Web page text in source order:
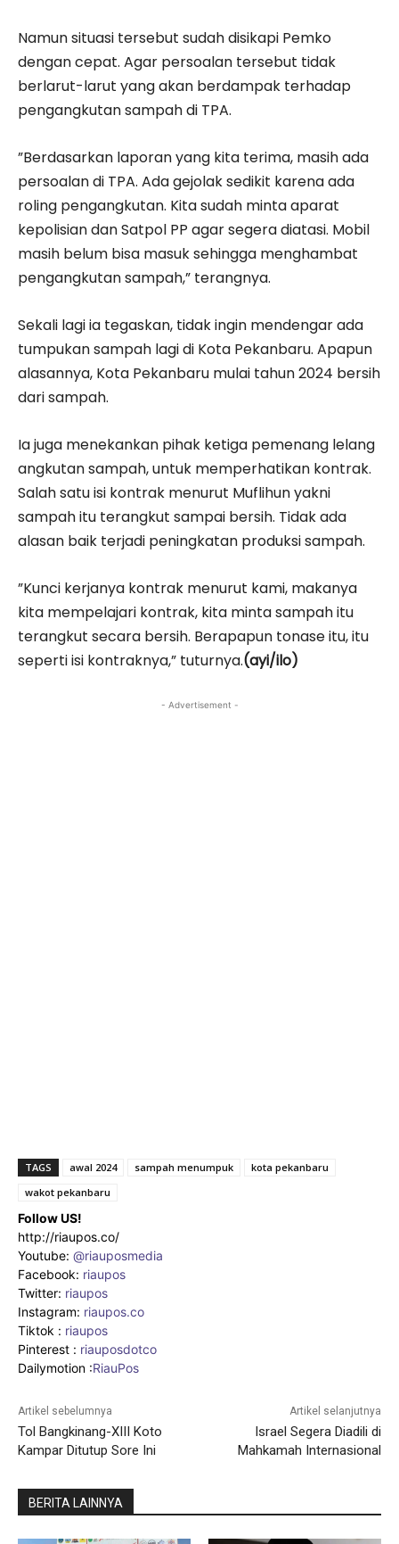
Namun situasi tersebut sudah disikapi Pemko
dengan cepat. Agar persoalan tersebut tidak
berlarut-larut yang akan berdampak terhadap
pengangkutan sampah di TPA.
”Berdasarkan laporan yang kita terima, masih ada
persoalan di TPA. Ada gejolak sedikit karena ada
roling pengangkutan. Kita sudah minta aparat
kepolisian dan Satpol PP agar segera diatasi. Mobil
masih belum bisa masuk sehingga menghambat
pengangkutan sampah,” terangnya.
Sekali lagi ia tegaskan, tidak ingin mendengar ada
tumpukan sampah lagi di Kota Pekanbaru. Apapun
alasannya, Kota Pekanbaru mulai tahun 2024 bersih
dari sampah.
Ia juga menekankan pihak ketiga pemenang lelang
angkutan sampah, untuk memperhatikan kontrak.
Salah satu isi kontrak menurut Muflihun yakni
sampah itu terangkut sampai bersih. Tidak ada
alasan baik terjadi peningkatan produksi sampah.
”Kunci kerjanya kontrak menurut kami, makanya
kita mempelajari kontrak, kita minta sampah itu
terangkut secara bersih. Berapapun tonase itu, itu
seperti isi kontraknya,” tuturnya.(ayi/ilo)
- Advertisement -
TAGS awal 2024 sampah menumpuk
kota pekanbaru
wakot pekanbaru
Follow US!
http://riaupos.co/
Youtube: @riauposmedia
Facebook: riaupos
Twitter: riaupos
Instagram: riaupos.co
Tiktok : riaupos
Pinterest : riauposdotco
Dailymotion :RiauPos
Artikel sebelumnya
Tol Bangkinang-XIII Koto
Kampar Ditutup Sore Ini
Artikel selanjutnya
Israel Segera Diadili di
Mahkamah Internasional
BERITA LAINNYA